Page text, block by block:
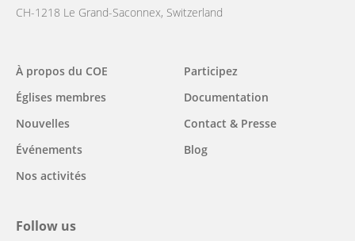
CH-1218 Le Grand-Saconnex, Switzerland
Main
navigation
À propos du COE
Églises membres
Nouvelles
Événements
Nos activités
Participez
Documentation
Contact & Presse
Blog
Follow us